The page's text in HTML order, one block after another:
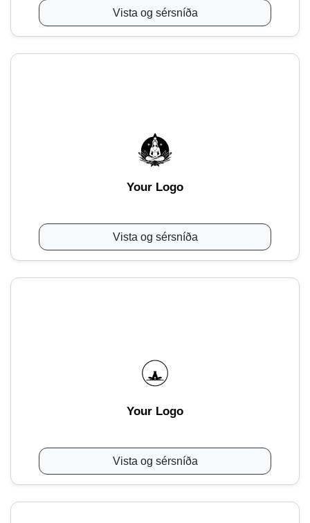
Vista og sérsníða
Your Logo
Vista og sérsníða
Your Logo
Vista og sérsníða